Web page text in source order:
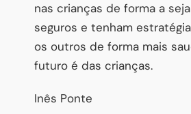
nas crianças de forma a
seguros e tenham
os outros de forma mais
futuro é das crianças.
Inês Ponte